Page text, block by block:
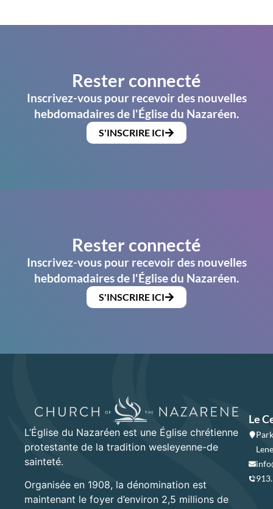
Rester connecté
Inscrivez-vous pour recevoir des nouvelles
hebdomadaires de l'Église du Nazaréen.
S'INSCRIRE ICI
Rester connecté
Inscrivez-vous pour recevoir des nouvelles
hebdomadaires de l'Église du Nazaréen.
S'INSCRIRE ICI
L’Église du Nazaréen est une Église chrétienne
protestante de la tradition wesleyenne-de
sainteté.
Organisée en 1908, la dénomination est
maintenant le foyer d’environ 2,5 millions de
Le